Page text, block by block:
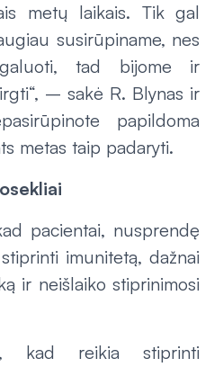
metų laikais. Tik gal
susirūpiname, nes
tad bijome ir
– sakė R. Blynas ir
papildoma
metas taip padaryti.
pacientai, nusprendę
imunitetą, dažnai
ir neišlaiko stiprinimosi
kad reikia stiprinti